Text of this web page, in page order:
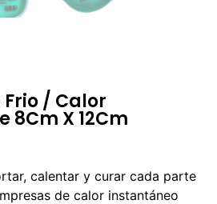
/ Calor
8Cm X 12Cm
calentar y curar cada parte
de calor instantáneo